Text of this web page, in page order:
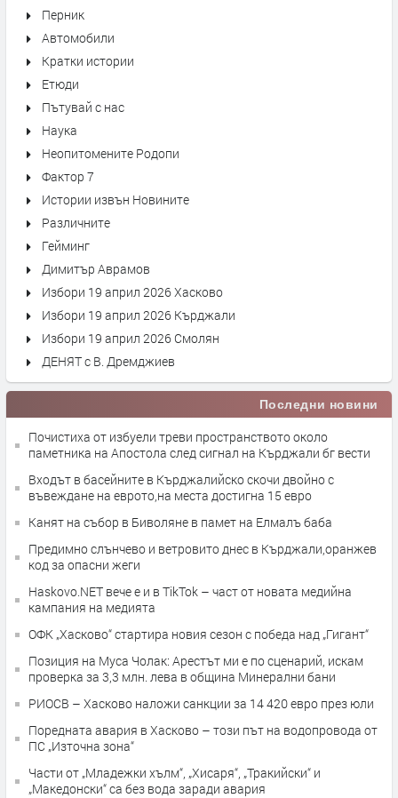
Перник
Автомобили
Кратки истории
Етюди
Пътувай с нас
Наука
Неопитомените Родопи
Фактор 7
Истории извън Новините
Различните
Гейминг
Димитър Аврамов
Избори 19 април 2026 Хасково
Избори 19 април 2026 Кърджали
Избори 19 април 2026 Смолян
ДЕНЯТ с В. Дремджиев
Последни новини
Почистиха от избуели треви пространството около
паметника на Апостола след сигнал на Кърджали бг вести
Входът в басейните в Кърджалийско скочи двойно с
въвеждане на еврото,на места достигна 15 евро
Канят на събор в Биволяне в памет на Елмалъ баба
Предимно слънчево и ветровито днес в Кърджали,оранжев
код за опасни жеги
Haskovo.NET вече е и в TikTok – част от новата медийна
кампания на медията
ОФК „Хасково“ стартира новия сезон с победа над „Гигант“
Позиция на Муса Чолак: Арестът ми е по сценарий, искам
проверка за 3,3 млн. лева в община Минерални бани
РИОСВ – Хасково наложи санкции за 14 420 евро през юли
Поредната авария в Хасково – този път на водопровода от
ПС „Източна зона“
Части от „Младежки хълм“, „Хисаря“, „Тракийски“ и
„Македонски“ са без вода заради авария